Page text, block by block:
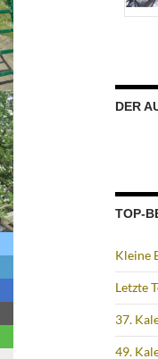
DER
TOP-
Kleine
Letzte
37.
49.